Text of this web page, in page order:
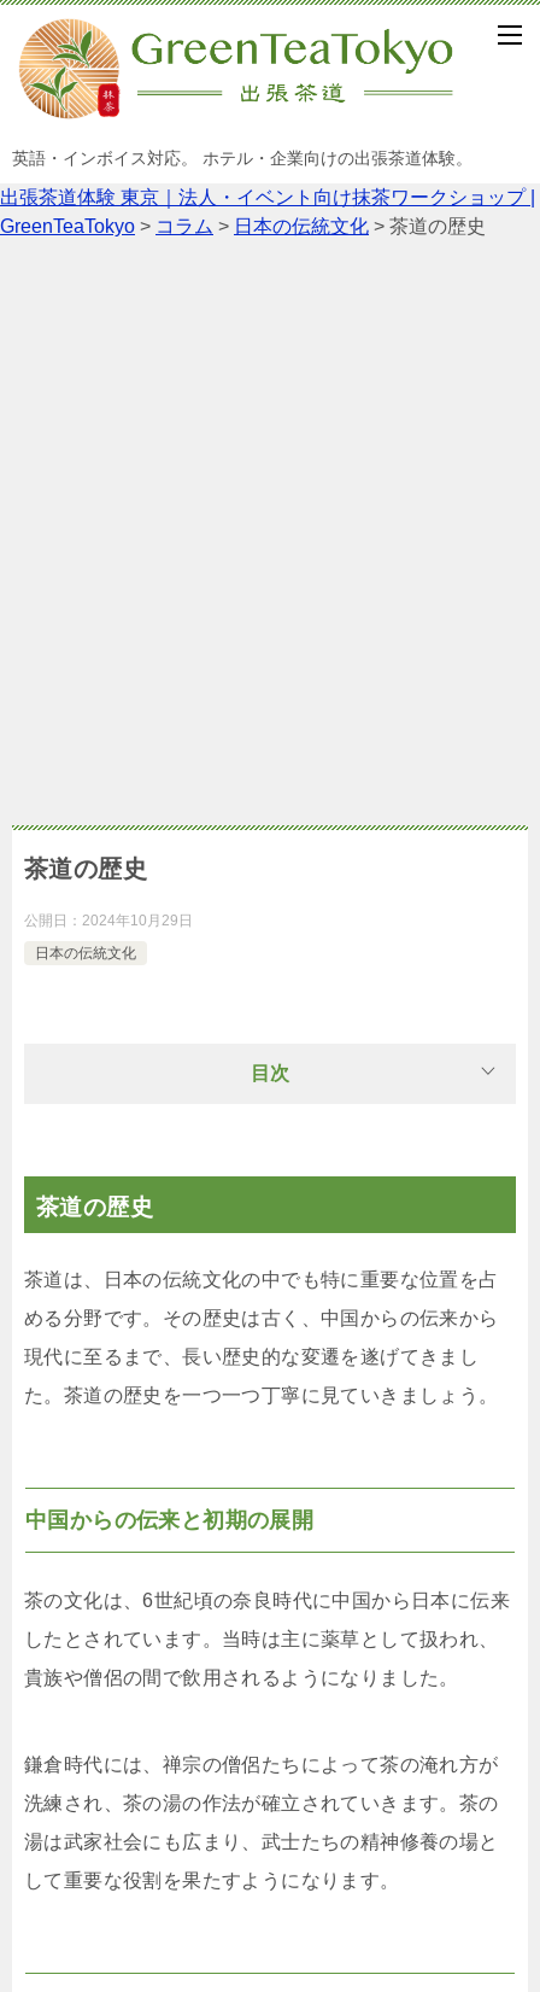
英語・インボイス対応。 ホテル・企業向けの出張茶道体験。
出張茶道体験 東京｜法人・イベント向け抹茶ワークショップ |
GreenTeaTokyo > コラム > 日本の伝統文化 > 茶道の歴史
茶道の歴史
公開日： 2024年10月29日
日本の伝統文化
目次
茶道の歴史
茶道は、日本の伝統文化の中でも特に重要な位置を占
める分野です。その歴史は古く、中国からの伝来から
現代に至るまで、長い歴史的な変遷を遂げてきまし
た。茶道の歴史を一つ一つ丁寧に見ていきましょう。
中国からの伝来と初期の展開
茶の文化は、6世紀頃の奈良時代に中国から日本に伝来
したとされています。当時は主に薬草として扱われ、
貴族や僧侶の間で飲用されるようになりました。
鎌倉時代には、禅宗の僧侶たちによって茶の淹れ方が
洗練され、茶の湯の作法が確立されていきます。茶の
湯は武家社会にも広まり、武士たちの精神修養の場と
して重要な役割を果たすようになります。